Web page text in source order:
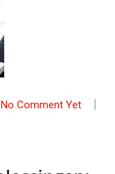
No Comment Yet